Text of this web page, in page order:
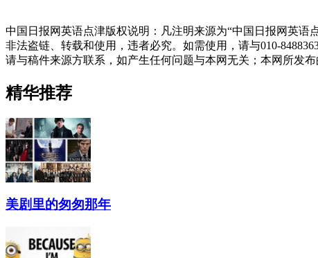
中国日报网英语点津版权说明：凡注明来源为“中国日报网英
非法盗链、转载和使用，违者必究。如需使用，请与010-
请与稿件来源方联系，如产生任何问题与本网无关；本网所发
精华推荐
美剧里的匆匆那年